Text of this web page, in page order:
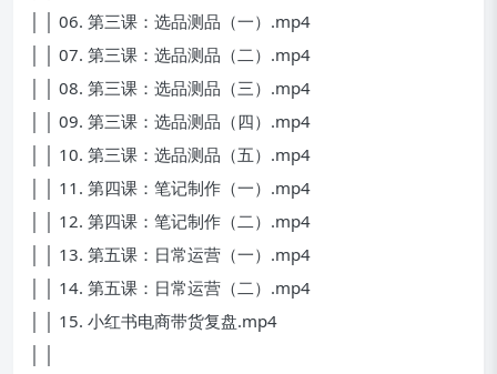
│ │ 06. 第三课：选品测品（一）.mp4
│ │ 07. 第三课：选品测品（二）.mp4
│ │ 08. 第三课：选品测品（三）.mp4
│ │ 09. 第三课：选品测品（四）.mp4
│ │ 10. 第三课：选品测品（五）.mp4
│ │ 11. 第四课：笔记制作（一）.mp4
│ │ 12. 第四课：笔记制作（二）.mp4
│ │ 13. 第五课：日常运营（一）.mp4
│ │ 14. 第五课：日常运营（二）.mp4
│ │ 15. 小红书电商带货复盘.mp4